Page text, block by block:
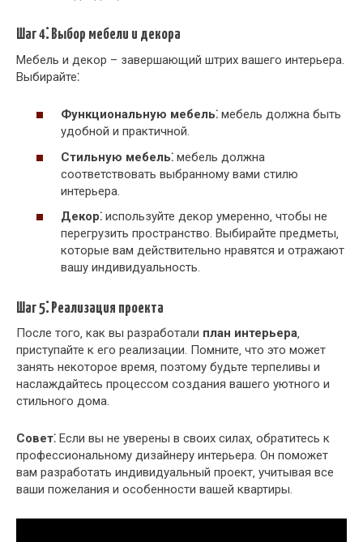
Шаг 4⁚ Выбор мебели и декора
Мебель и декор – завершающий штрих вашего интерьера.
Выбирайте⁚
Функциональную мебель⁚ мебель должна быть
удобной и практичной.
Стильную мебель⁚ мебель должна
соответствовать выбранному вами стилю
интерьера.
Декор⁚ используйте декор умеренно‚ чтобы не
перегрузить пространство. Выбирайте предметы‚
которые вам действительно нравятся и отражают
вашу индивидуальность.
Шаг 5⁚ Реализация проекта
После того‚ как вы разработали план интерьера‚
приступайте к его реализации. Помните‚ что это может
занять некоторое время‚ поэтому будьте терпеливы и
наслаждайтесь процессом создания вашего уютного и
стильного дома.
Совет⁚ Если вы не уверены в своих силах‚ обратитесь к
профессиональному дизайнеру интерьера. Он поможет
вам разработать индивидуальный проект‚ учитывая все
ваши пожелания и особенности вашей квартиры.